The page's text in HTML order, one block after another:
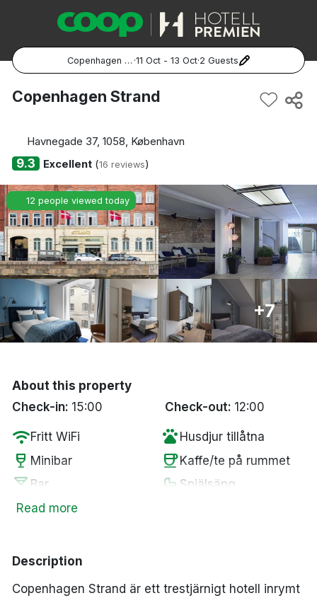
Copenhagen Strand ·11 Oct - 13 Oct·2 Guests
Popular Destinations:
Göteborg
Malmö
Hela Norge
Oslo
Bergen
Done
Copenhagen Strand
Havnegade 37, 1058, København
9.3 Excellent(16 reviews)
12 people viewed today
+7
About this property
Check-in: 15:00 Check-out: 12:00
wifiFritt WiFi pets Husdjur tillåtna
wine_bar Minibar coffeeKaffe/te på rummet
local_bar Bar crib Spjälsäng
chairLounge
Read more
Description
Copenhagen Strand är ett trestjärnigt hotell inrymt